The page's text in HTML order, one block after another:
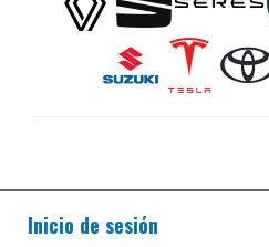
Inicio de sesión